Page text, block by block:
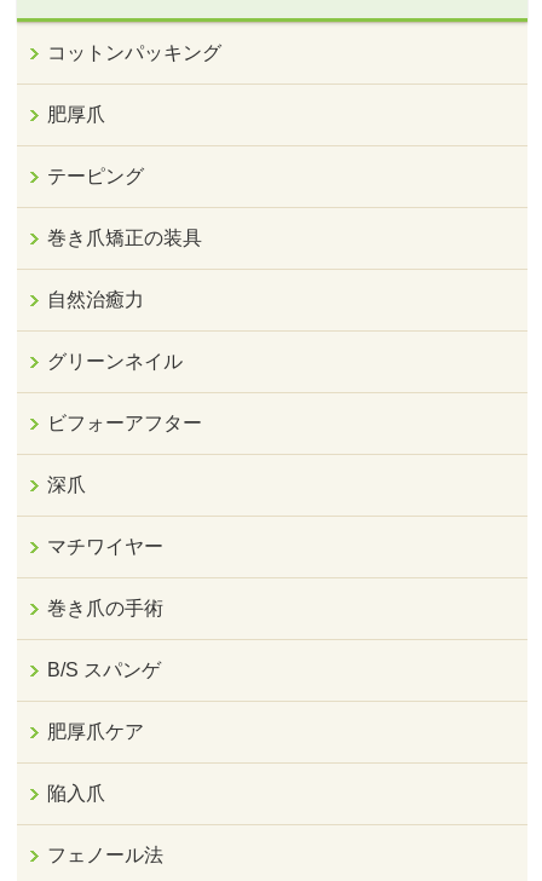
コットンパッキング
肥厚爪
テーピング
巻き爪矯正の装具
自然治癒力
グリーンネイル
ビフォーアフター
深爪
マチワイヤー
巻き爪の手術
B/S スパンゲ
肥厚爪ケア
陥入爪
フェノール法